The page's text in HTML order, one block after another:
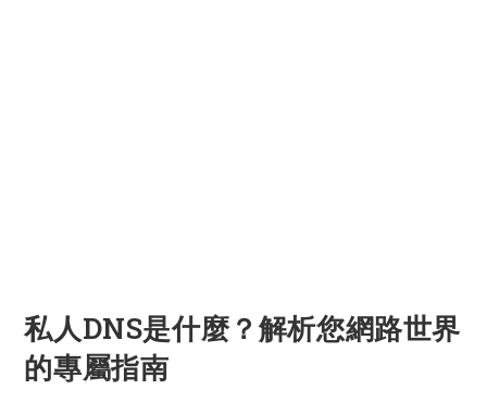
私人DNS是什麼？解析您網路世界
的專屬指南